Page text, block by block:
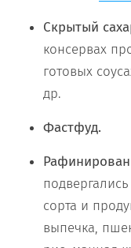
Скрытый
консервах
готовых
др.
Фастфуд.
сорта и
выпечка,